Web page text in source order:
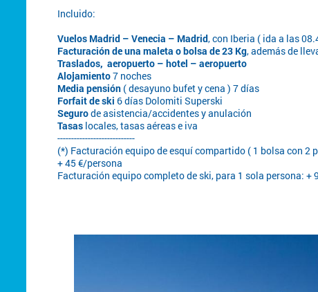
Incluido:
Vuelos Madrid – Venecia – Madrid, con Iberia ( ida a las
Facturación de una maleta o bolsa de 23 Kg, además de
Traslados, aeropuerto – hotel – aeropuerto
Alojamiento7 noches
Media pensión ( desayuno bufet y cena ) 7 días
Forfait de ski 6 días Dolomiti Superski
Segurode asistencia/accidentes y anulación
Tasas locales, tasas aéreas e iva
----------------------------
(*) Facturación equipo de esquí compartido ( 1 bolsa con 2
+ 45 €/persona
Facturación equipo completo de ski, para 1 sola persona: +